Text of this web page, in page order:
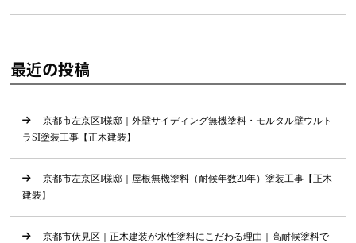
最近の投稿
京都市左京区I様邸｜外壁サイディング無機塗料・モルタル壁ウルト
ラSI塗装工事【正木建装】
京都市左京区I様邸｜屋根無機塗料（耐候年数20年）塗装工事【正木
建装】
京都市伏見区｜正木建装が水性塗料にこだわる理由｜高耐候塗料で